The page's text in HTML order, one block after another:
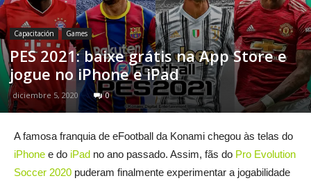
Capacitación Games
PES 2021: baixe grátis na App Store e
jogue no iPhone e iPad
diciembre 5, 2020 0
A famosa franquia de eFootball da Konami chegou às telas do
iPhone e do iPad no ano passado. Assim, fãs do Pro Evolution
Soccer 2020 puderam finalmente experimentar a jogabilidade